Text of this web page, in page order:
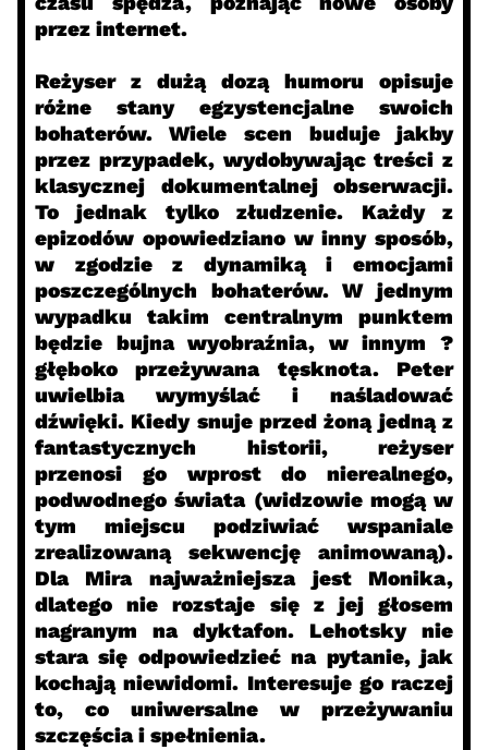
przez internet.
Reżyser z dużą dozą humoru opisuje
różne stany egzystencjalne swoich
bohaterów. Wiele scen buduje jakby
przez przypadek, wydobywając treści z
klasycznej dokumentalnej obserwacji.
To jednak tylko złudzenie. Każdy z
epizodów opowiedziano w inny sposób,
w zgodzie z dynamiką i emocjami
poszczególnych bohaterów. W jednym
wypadku takim centralnym punktem
będzie bujna wyobraźnia, w innym ?
głęboko przeżywana tęsknota. Peter
uwielbia wymyślać i naśladować
dźwięki. Kiedy snuje przed żoną jedną z
fantastycznych historii, reżyser
przenosi go wprost do nierealnego,
podwodnego świata (widzowie mogą w
tym miejscu podziwiać wspaniale
zrealizowaną sekwencję animowaną).
Dla Mira najważniejsza jest Monika,
dlatego nie rozstaje się z jej głosem
nagranym na dyktafon. Lehotsky nie
stara się odpowiedzieć na pytanie, jak
kochają niewidomi. Interesuje go raczej
to, co uniwersalne w przeżywaniu
szczęścia i spełnienia.